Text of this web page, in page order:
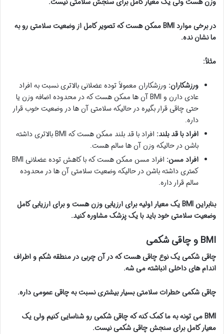
در برخی موارد BMI ممکن هست که تصویر کامل از وضعیت سلامتی رو به
ما نشان نده.
مثلاً:
ورزشکاران: ورزشکاران معمولاً توده عضلانی بالاتری نسبت به افراد
عادی دارن و BMI آن ها ممکن هست که در محدوده اضافه وزن یا
حتی چاقی قرار بگیره در حالیکه سلامتی آن ها در وضعیت خوب قرار
داره.
افراد با قد بلند:
افراد با قد بلند ممکن هست که BMI بالاتری داشته
باشن در حالیکه وزن آن ها سالم هست.
افراد مسن:
افراد مسن ممکن هست که با کاهش توده عضلانی BMI
کمتری داشته باشن در حالیکه وضعیت سلامتی آن ها در محدوده
سالم قرار داره.
بنابراین BMI یک معیار اولیه برای ارزیابی وزن هست و برای ارزیابی کامل
وضعیت سلامتی خود باید با یک پزشک مشاوره کنید.
BMI و چاقی شکمی
چاقی شکمی یک نوع چاقی هست که در آن چربی در منطقه شکم و اطراف
اندام های داخلی انباشته می شه.
چاقی شکمی خطرات سلامتی بسیار بیشتری نسبت به چاقی عمومی داره.
BMI می تونه به ما کمک کنه که چاقی شکمی رو شناسایی کنیم ولی یک
معیار کامل برای سنجش چاقی شکمی نیست.